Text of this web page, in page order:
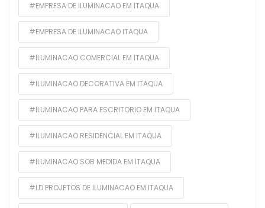
#EMPRESA DE ILUMINACAO EM ITAQUA
#EMPRESA DE ILUMINACAO ITAQUA
#ILUMINACAO COMERCIAL EM ITAQUA
#ILUMINACAO DECORATIVA EM ITAQUA
#ILUMINACAO PARA ESCRITORIO EM ITAQUA
#ILUMINACAO RESIDENCIAL EM ITAQUA
#ILUMINACAO SOB MEDIDA EM ITAQUA
#LD PROJETOS DE ILUMINACAO EM ITAQUA